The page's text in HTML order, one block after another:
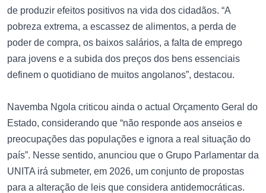
de produzir efeitos positivos na vida dos cidadãos. “A
pobreza extrema, a escassez de alimentos, a perda de
poder de compra, os baixos salários, a falta de emprego
para jovens e a subida dos preços dos bens essenciais
definem o quotidiano de muitos angolanos”, destacou.
Navemba Ngola criticou ainda o actual Orçamento Geral do
Estado, considerando que “não responde aos anseios e
preocupações das populações e ignora a real situação do
país”. Nesse sentido, anunciou que o Grupo Parlamentar da
UNITA irá submeter, em 2026, um conjunto de propostas
para a alteração de leis que considera antidemocráticas.